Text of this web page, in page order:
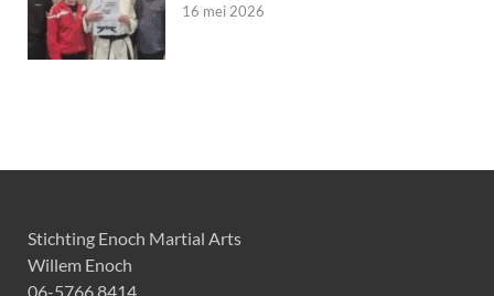
16 mei 2026
Stichting Enoch Martial Arts
Willem Enoch
06-5766 8414